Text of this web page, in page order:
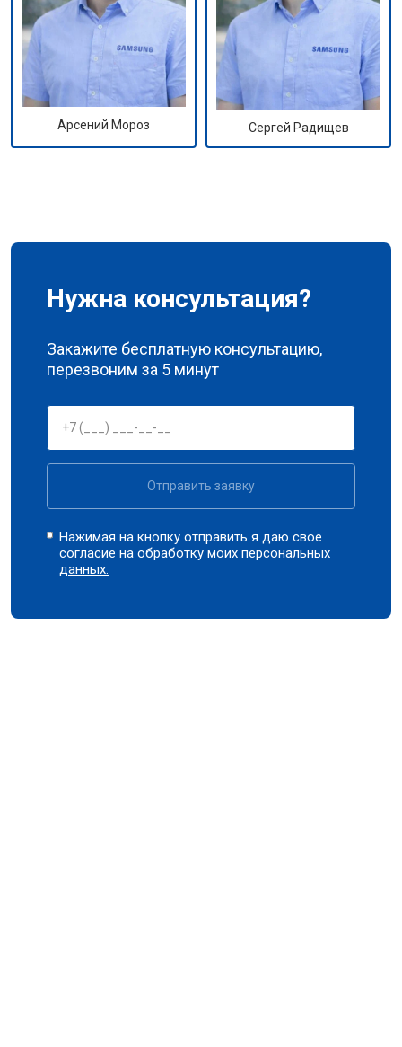
Арсений Мороз Сергей Радищев
Нужна консультация?
Закажите бесплатную консультацию,
перезвоним за 5 минут
Отправить заявку
Нажимая на кнопку отправить я даю свое
согласие на обработку моихперсональных
данных.